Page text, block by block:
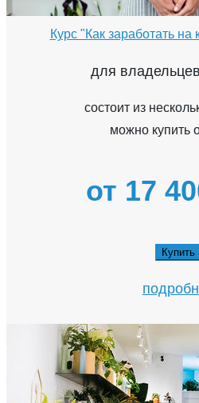
Курс "Как заработать на
для
состоит из
можно купить
от 17
Купить